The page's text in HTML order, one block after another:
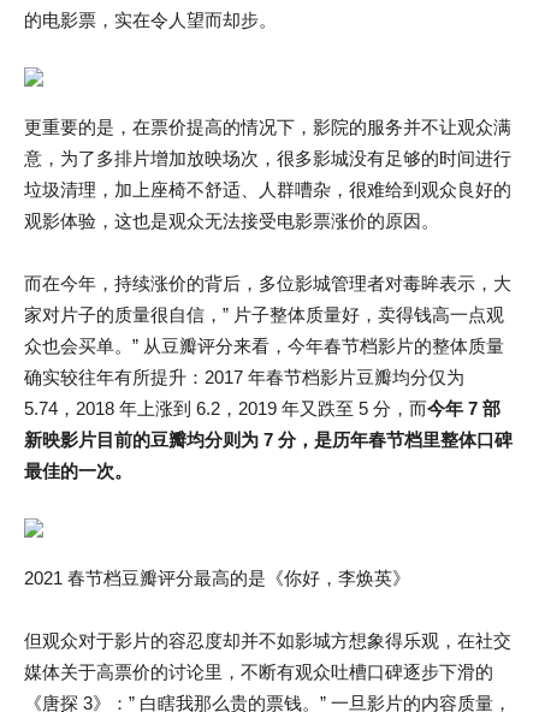
的电影票，实在令人望而却步。
更重要的是，在票价提高的情况下，影院的服务并不让观众满
意，为了多排片增加放映场次，很多影城没有足够的时间进行
垃圾清理，加上座椅不舒适、人群嘈杂，很难给到观众良好的
观影体验，这也是观众无法接受电影票涨价的原因。
而在今年，持续涨价的背后，多位影城管理者对毒眸表示，大
家对片子的质量很自信，” 片子整体质量好，卖得钱高一点观
众也会买单。” 从豆瓣评分来看，今年春节档影片的整体质量
确实较往年有所提升：2017 年春节档影片豆瓣均分仅为
5.74，2018 年上涨到 6.2，2019 年又跌至 5 分，而今年 7 部
新映影片目前的豆瓣均分则为 7 分，是历年春节档里整体口碑
最佳的一次。
2021 春节档豆瓣评分最高的是《你好，李焕英》
但观众对于影片的容忍度却并不如影城方想象得乐观，在社交
媒体关于高票价的讨论里，不断有观众吐槽口碑逐步下滑的
《唐探 3》：” 白瞎我那么贵的票钱。” 一旦影片的内容质量，